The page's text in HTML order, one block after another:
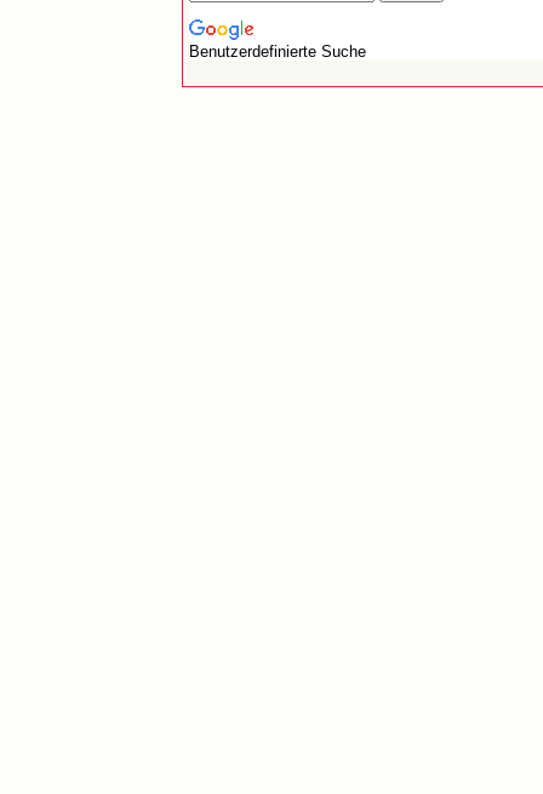
Benutzerdefinierte Suche